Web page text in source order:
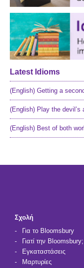
Latest Idioms
(English) Getting a
(English) Play the devil’s
(English) Best of both
Σχολή
Για τo Bloomsbury
Γιατί την Bloomsbury;
Εγκαταστάσεις
Μαρτυρίες